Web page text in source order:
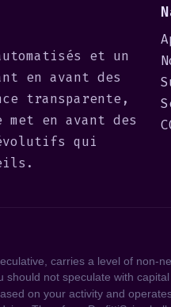
et un
en avant des
transparente,
en avant des
qui